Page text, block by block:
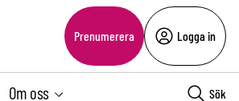
Prenumerera Logga in
Om oss Sök